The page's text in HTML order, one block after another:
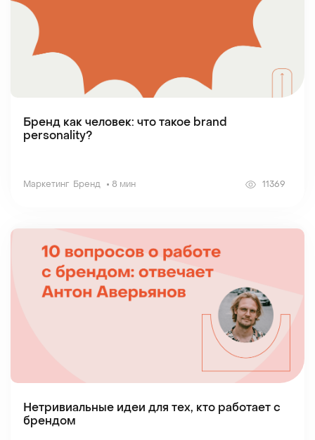
Бренд как человек: что такое brand
personality?
Маркетинг Бренд 8 мин 11369
Нетривиальные идеи для тех, кто работает с
брендом